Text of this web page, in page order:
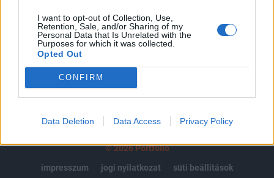
I want to opt-out of Collection, Use,
Retention, Sale, and/or Sharing of my
Personal Data that Is Unrelated with the
Purposes for which it was collected.
Opted Out
CONFIRM
Data Deletion Data Access Privacy Policy
MÁR ELŐFIZETŐNK VAGY?
© 2026 Portfolio
impresszum
jogi nyilatkozat süti beállítások